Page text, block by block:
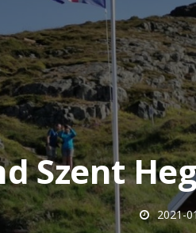
Szent
2021-